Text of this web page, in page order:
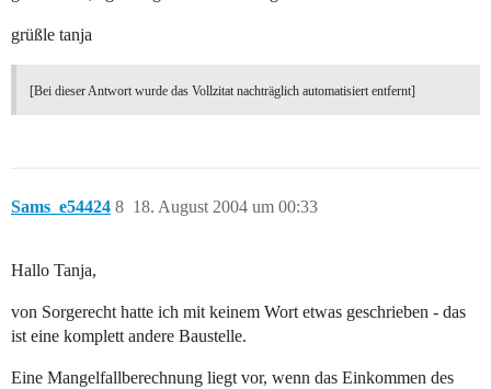
grüßle tanja
[Bei dieser Antwort wurde das Vollzitat nachträglich automatisiert entfernt]
Sams_e54424 18. August 2004 um 00:33
8
Hallo Tanja,
von Sorgerecht hatte ich mit keinem Wort etwas geschrieben - das
ist eine komplett andere Baustelle.
Eine Mangelfallberechnung liegt vor, wenn das Einkommen des